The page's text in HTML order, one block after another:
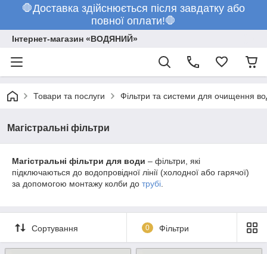
🛑Доставка здійснюється після завдатку або
повної оплати!🛑
Інтернет-магазин «ВОДЯНИЙ»
Товари та послуги Фільтри та системи для очищення
Магістральні фільтри
Магістральні фільтри для води – фільтри, які
підключаються до водопровідної лінії (холодної або гарячої)
за допомогою монтажу колби до трубі
Сортування 0 Фільтри